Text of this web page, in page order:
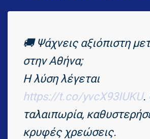
🚚 Ψάχνεις αξιόπιστη
στην Αθήνα;
Η λύση λέγεται
https://t.co/yvcX93IUKU.
ταλαιπωρία,
κρυφές χρεώσεις.